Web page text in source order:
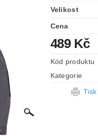
Velikost
Cena
489 Kč
Kód produktu
Kategorie
Tisk